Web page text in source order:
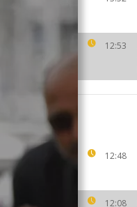
12:53
12:48
12:08